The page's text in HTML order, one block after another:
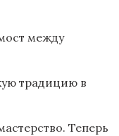
между
традицию в
Теперь